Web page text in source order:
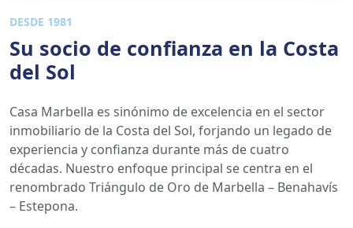
DESDE 1981
Su socio de confianza en la Costa
del Sol
Casa Marbella es sinónimo de excelencia en el sector
inmobiliario de la Costa del Sol, forjando un legado de
experiencia y confianza durante más de cuatro
décadas. Nuestro enfoque principal se centra en el
renombrado Triángulo de Oro de Marbella – Benahavís
– Estepona.